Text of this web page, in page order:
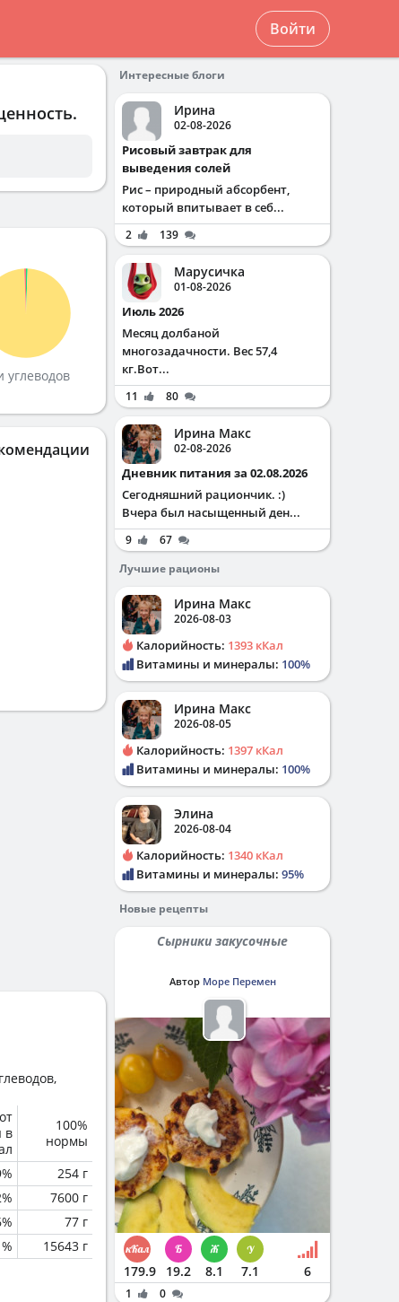
Войти
в
100%
нормы
254 г
7600 г
77 г
15643 г
Интересные блоги
Ирина
02-08-2026
Рисовый завтрак для
выведения солей
Рис – природный абсорбент,
который впитывает в себ...
2 139
Марусичка
01-08-2026
Июль 2026
Месяц долбаной
многозадачности. Вес 57,4
кг.Вот...
11 80
Ирина Макс
02-08-2026
Дневник питания за 02.08.2026
Сегодняшний рациончик. :)
Вчера был насыщенный ден...
9
67
Лучшие рационы
Ирина Макс
2026-08-03
Калорийность: 1393 кКал
Витамины и минералы: 100%
Ирина Макс
2026-08-05
Калорийность: 1397 кКал
Витамины и минералы: 100%
Элина
2026-08-04
Калорийность: 1340 кКал
Витамины и минералы: 95%
Новые рецепты
Сырники закусочные
Автор Море Перемен
179.9 19.2 8.1 7.1 6
1 0